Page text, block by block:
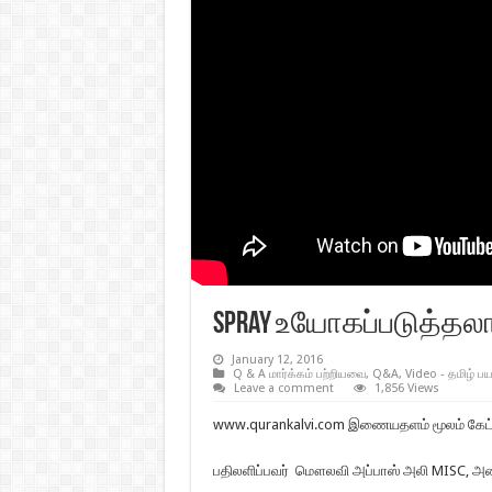
Spray
January 12, 2016
Q & A மார்க்கம் பற்றியவை, Q&A, Video - தமிழ்
Leave a comment
1,856 Views
www.qurankalvi.com இணையதளம் மூலம்
பதிலளிப்பவர் மௌலவி அப்பாஸ் அலி MISC,